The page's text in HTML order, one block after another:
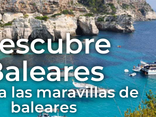
las maravillas de
baleares